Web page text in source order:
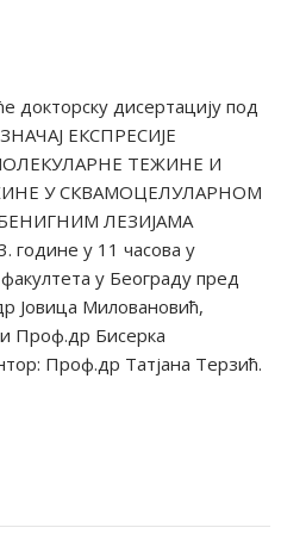
докторску дисертацију под
ЕКСПРЕСИЈЕ
ТЕЖИНЕ И
У СКВАМОЦЕЛУЛАРНОМ
ЛЕЗИЈАМА
године у 11 часова у
у Београду пред
Јовица Миловановић,
Проф.др Бисерка
Проф.др Татјана Терзић.